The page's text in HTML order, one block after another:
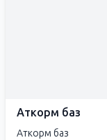
Аткорм баз
Аткорм баз